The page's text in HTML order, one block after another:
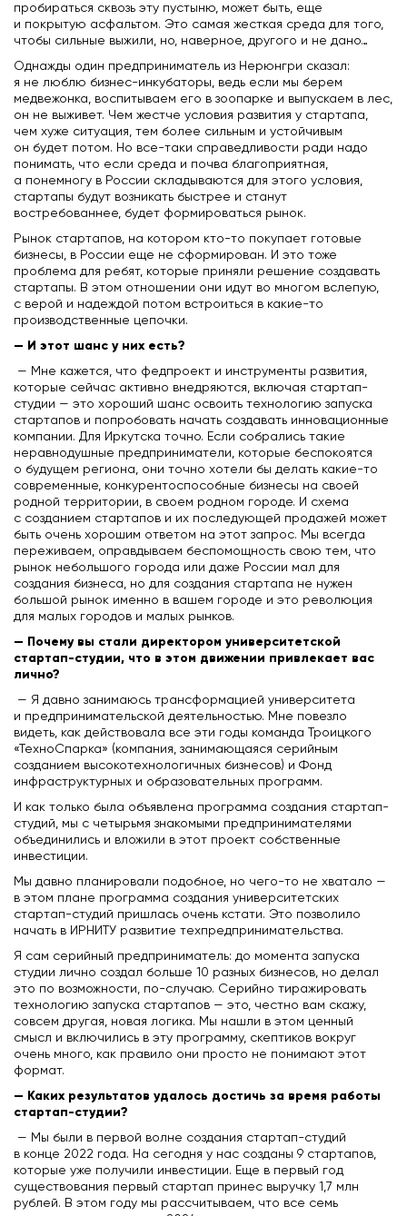
пробираться сквозь эту пустыню, может быть, еще
и покрытую асфальтом. Это самая жесткая среда для того,
чтобы сильные выжили, но, наверное, другого и не дано…
Однажды один предприниматель из Нерюнгри сказал:
я не люблю бизнес-инкубаторы, ведь если мы берем
медвежонка, воспитываем его в зоопарке и выпускаем в лес,
он не выживет. Чем жестче условия развития у стартапа,
чем хуже ситуация, тем более сильным и устойчивым
он будет потом. Но все-таки справедливости ради надо
понимать, что если среда и почва благоприятная,
а понемногу в России складываются для этого условия,
стартапы будут возникать быстрее и станут
востребованнее, будет формироваться рынок.
Рынок стартапов, на котором кто-то покупает готовые
бизнесы, в России еще не сформирован. И это тоже
проблема для ребят, которые приняли решение создавать
стартапы. В этом отношении они идут во многом вслепую,
с верой и надеждой потом встроиться в какие-то
производственные цепочки.
— И этот шанс у них есть?
— Мне кажется, что федпроект и инструменты развития,
которые сейчас активно внедряются, включая стартап-
студии — это хороший шанс освоить технологию запуска
стартапов и попробовать начать создавать инновационные
компании. Для Иркутска точно. Если собрались такие
неравнодушные предприниматели, которые беспокоятся
о будущем региона, они точно хотели бы делать какие-то
современные, конкурентоспособные бизнесы на своей
родной территории, в своем родном городе. И схема
с созданием стартапов и их последующей продажей может
быть очень хорошим ответом на этот запрос. Мы всегда
переживаем, оправдываем беспомощность свою тем, что
рынок небольшого города или даже России мал для
создания бизнеса, но для создания стартапа не нужен
большой рынок именно в вашем городе и это революция
для малых городов и малых рынков.
— Почему вы стали директором университетской
стартап-студии, что в этом движении привлекает вас
лично?
— Я давно занимаюсь трансформацией университета
и предпринимательской деятельностью. Мне повезло
видеть, как действовала все эти годы команда Троицкого
«ТехноСпарка» (компания, занимающаяся серийным
созданием высокотехнологичных бизнесов) и Фонд
инфраструктурных и образовательных программ.
И как только была объявлена программа создания стартап-
студий, мы с четырьмя знакомыми предпринимателями
объединились и вложили в этот проект собственные
инвестиции.
Мы давно планировали подобное, но чего-то не хватало —
в этом плане программа создания университетских
стартап-студий пришлась очень кстати. Это позволило
начать в ИРНИТУ развитие техпредпринимательства.
Я сам серийный предприниматель: до момента запуска
студии лично создал больше 10 разных бизнесов, но делал
это по возможности, по-случаю. Серийно тиражировать
технологию запуска стартапов — это, честно вам скажу,
совсем другая, новая логика. Мы нашли в этом ценный
смысл и включились в эту программу, скептиков вокруг
очень много, как правило они просто не понимают этот
формат.
— Каких результатов удалось достичь за время работы
стартап-студии?
— Мы были в первой волне создания стартап-студий
в конце 2022 года. На сегодня у нас созданы 9 стартапов,
которые уже получили инвестиции. Еще в первый год
существования первый стартап принес выручку 1,7 млн
рублей. В этом году мы рассчитываем, что все семь